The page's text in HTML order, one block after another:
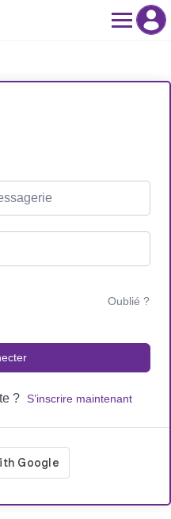
Oublié ?
? S’inscrire maintenant